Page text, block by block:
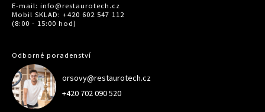
E-mail: info@restaurotech.cz
Mobil SKLAD: +420 602 547 112
(8:00 - 15:00 hod)
Odborné poradenství
orsovy@restaurotech.cz
+420 702 090 520